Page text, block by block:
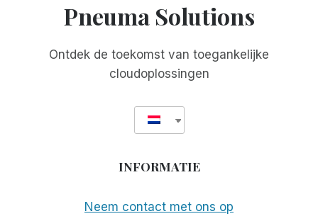
Pneuma Solutions
Ontdek de toekomst van toegankelijke
cloudoplossingen
INFORMATIE
Neem contact met ons op